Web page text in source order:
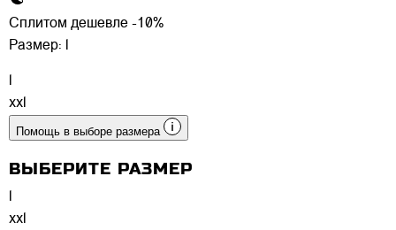
Сплитом дешевле -10%
Размер:
xxl
Помощь в выборе размера
ВЫБЕРИТЕ РАЗМЕР
xxl